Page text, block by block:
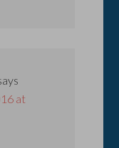
at